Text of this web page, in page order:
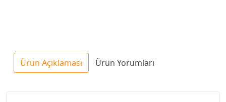
Ürün Açıklaması Ürün Yorumları